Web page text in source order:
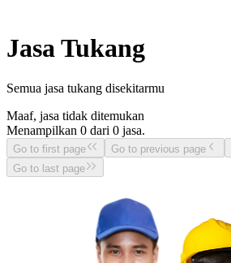
Jasa Tukang
Semua jasa tukang disekitarmu
Maaf, jasa tidak ditemukan
Menampilkan 0 dari 0 jasa.
Go to first page Go to previous page
Go to last page